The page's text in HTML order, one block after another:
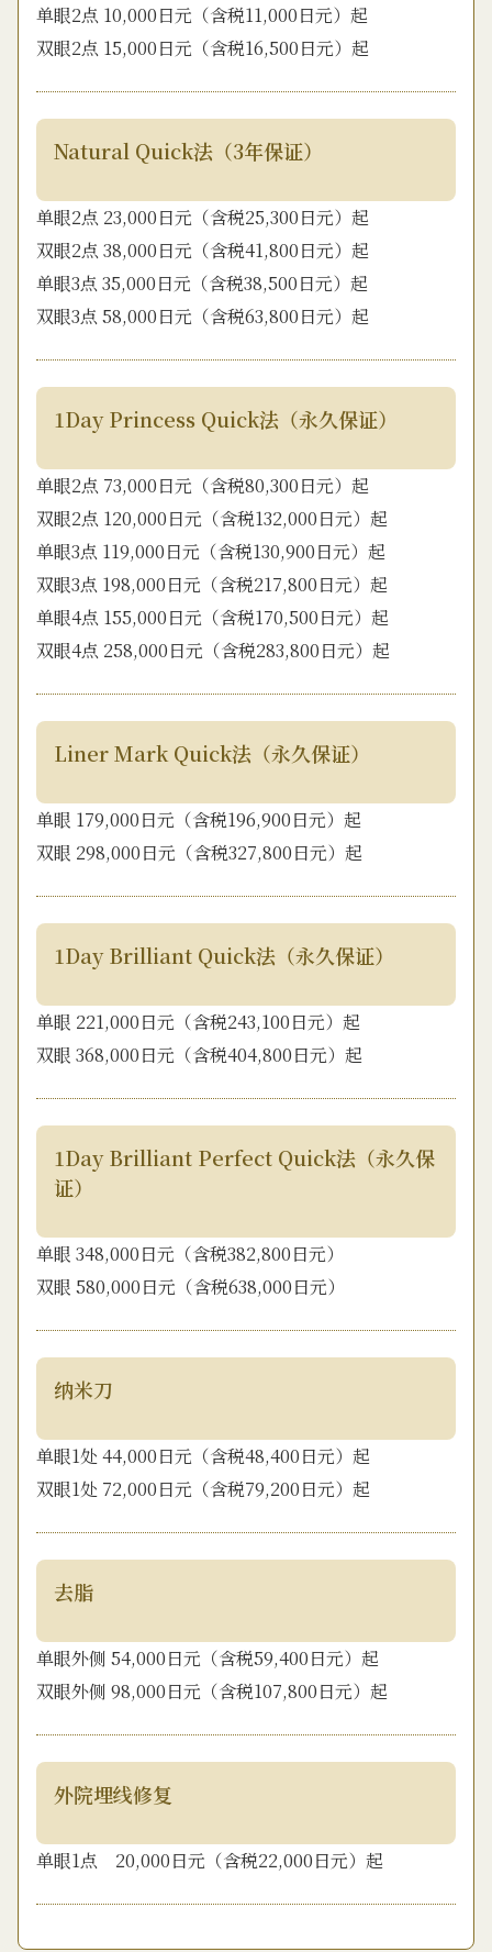
单眼2点 10,000日元（含税11,000日元）起
双眼2点 15,000日元（含税16,500日元）起
Natural Quick法（3年保证）
单眼2点 23,000日元（含税25,300日元）起
双眼2点 38,000日元（含税41,800日元）起
单眼3点 35,000日元（含税38,500日元）起
双眼3点 58,000日元（含税63,800日元）起
1Day Princess Quick法（永久保证）
单眼2点 73,000日元（含税80,300日元）起
双眼2点 120,000日元（含税132,000日元）起
单眼3点 119,000日元（含税130,900日元）起
双眼3点 198,000日元（含税217,800日元）起
单眼4点 155,000日元（含税170,500日元）起
双眼4点 258,000日元（含税283,800日元）起
Liner Mark Quick法（永久保证）
单眼 179,000日元（含税196,900日元）起
双眼 298,000日元（含税327,800日元）起
1Day Brilliant Quick法（永久保证）
单眼 221,000日元（含税243,100日元）起
双眼 368,000日元（含税404,800日元）起
1Day Brilliant Perfect Quick法（永久保
证）
单眼 348,000日元（含税382,800日元）
双眼 580,000日元（含税638,000日元）
纳米刀
单眼1处 44,000日元（含税48,400日元）起
双眼1处 72,000日元（含税79,200日元）起
去脂
单眼外侧 54,000日元（含税59,400日元）起
双眼外侧 98,000日元（含税107,800日元）起
外院埋线修复
单眼1点 20,000日元（含税22,000日元）起